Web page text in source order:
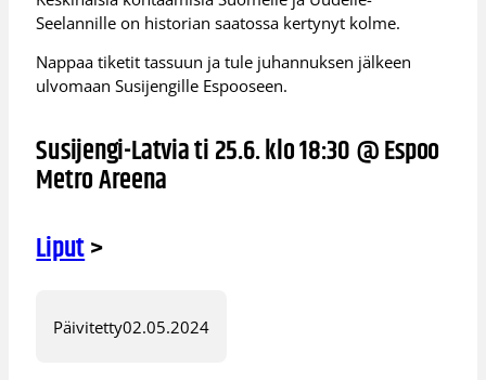
Seelannille on historian saatossa kertynyt kolme.
Nappaa tiketit tassuun ja tule juhannuksen jälkeen
ulvomaan Susijengille Espooseen.
Susijengi-Latvia ti 25.6. klo 18:30 @ Espoo
Metro Areena
Liput>
Päivitetty02.05.2024